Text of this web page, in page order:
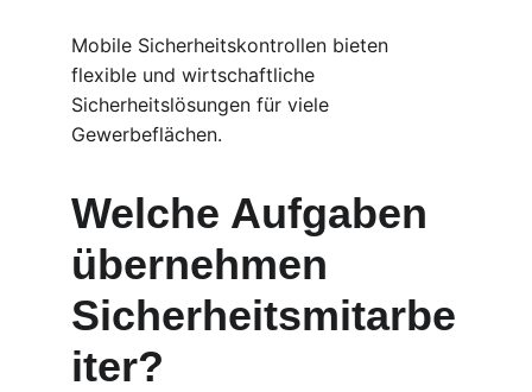
Mobile Sicherheitskontrollen bieten
flexible und wirtschaftliche
Sicherheitslösungen für viele
Gewerbeflächen.
Welche Aufgaben
übernehmen
Sicherheitsmitarbe
iter?